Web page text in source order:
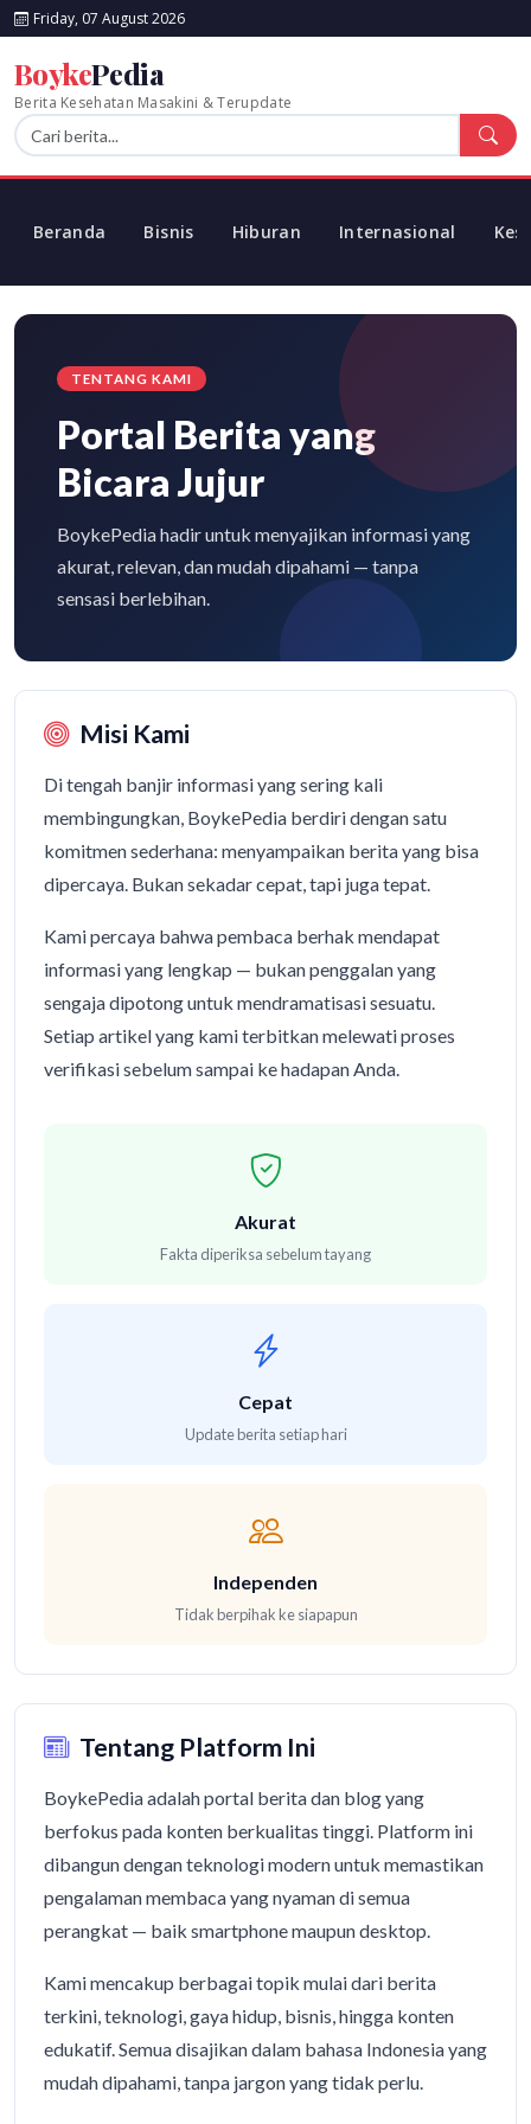
Friday, 07 August 2026
BoykePedia
Berita Kesehatan Masakini & Terupdate
Beranda Bisnis Hiburan Internasional
TENTANG KAMI
Portal Berita yang
Bicara Jujur
BoykePedia hadir untuk menyajikan informasi yang
akurat, relevan, dan mudah dipahami — tanpa
sensasi berlebihan.
Misi Kami
Di tengah banjir informasi yang sering kali
membingungkan, BoykePedia berdiri dengan satu
komitmen sederhana: menyampaikan berita yang bisa
dipercaya. Bukan sekadar cepat, tapi juga tepat.
Kami percaya bahwa pembaca berhak mendapat
informasi yang lengkap — bukan penggalan yang
sengaja dipotong untuk mendramatisasi sesuatu.
Setiap artikel yang kami terbitkan melewati proses
verifikasi sebelum sampai ke hadapan Anda.
Akurat
Fakta diperiksa sebelum tayang
Cepat
Update berita setiap hari
Independen
Tidak berpihak ke siapapun
Tentang Platform Ini
BoykePedia adalah portal berita dan blog yang
berfokus pada konten berkualitas tinggi. Platform ini
dibangun dengan teknologi modern untuk memastikan
pengalaman membaca yang nyaman di semua
perangkat — baik smartphone maupun desktop.
Kami mencakup berbagai topik mulai dari berita
terkini, teknologi, gaya hidup, bisnis, hingga konten
edukatif. Semua disajikan dalam bahasa Indonesia yang
mudah dipahami, tanpa jargon yang tidak perlu.